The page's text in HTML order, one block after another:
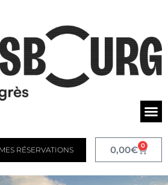
MES RÉSERVATIONS 0,00€ 0